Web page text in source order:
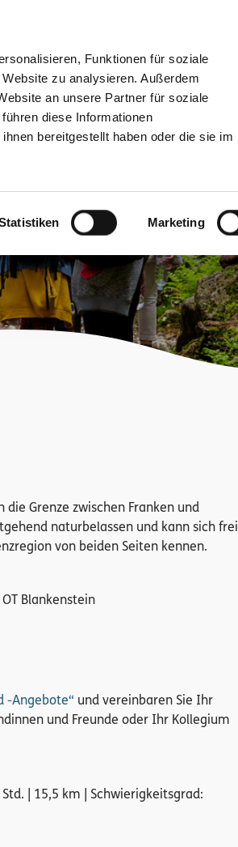
Funktionen für soziale
zu analysieren. Außerdem
an unsere Partner für soziale
diese Informationen
bereitgestellt haben oder die sie im
Marketing
Lernen &
Mitgestalten
die Grenze zwischen Franken und
naturbelassen und kann sich frei
von beiden Seiten kennen.
Blankenstein
-Angebote“ und vereinbaren Sie Ihr
und Freunde oder Ihr Kollegium
| 15,5 km | Schwierigkeitsgrad: